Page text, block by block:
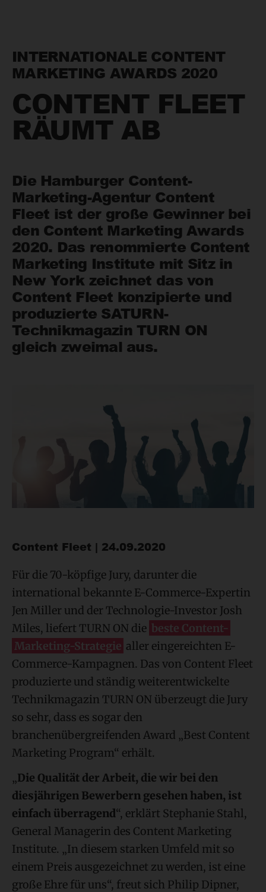
INTERNATIONALE CONTENT
MARKETING AWARDS 2020
CONTENT FLEET
RÄUMT AB
Die Hamburger Content-
Marketing-Agentur Content
Fleet ist der große Gewinner bei
den Content Marketing Awards
2020. Das renommierte Content
Marketing Institute mit Sitz in
New York zeichnet das von
Content Fleet konzipierte und
produzierte SATURN-
Technikmagazin TURN ON
gleich zweimal aus.
Content Fleet | 24.09.2020
Für die 70-köpfige Jury, darunter die
international bekannte E-Commerce-Expertin
Jen Miller und der Technologie-Investor Josh
Miles, liefert TURN ON die beste Content-
Marketing-Strategie aller eingereichten E-
Commerce-Kampagnen. Das von Content Fleet
produzierte und ständig weiterentwickelte
Technikmagazin TURN ON überzeugt die Jury
so sehr, dass es sogar den
branchenübergreifenden Award „Best Content
Marketing Program“ erhält.
„Die Qualität der Arbeit, die wir bei den
diesjährigen Bewerbern gesehen haben, ist
einfach überragend “, erklärt Stephanie Stahl,
General Managerin des Content Marketing
Institute. „In diesem starken Umfeld mit so
einem Preis ausgezeichnet zu werden, ist eine
große Ehre für uns“, freut sich Philip Dipner,